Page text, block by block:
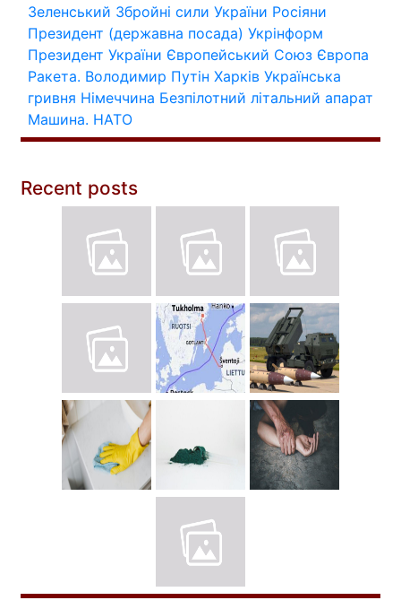
Зеленський Збройні сили України Росіяни
Президент (державна посада) Укрінформ
Президент України Європейський Союз Європа
Ракета. Володимир Путін Харків Українська
гривня Німеччина Безпілотний літальний апарат
Машина. НАТО
Recent posts